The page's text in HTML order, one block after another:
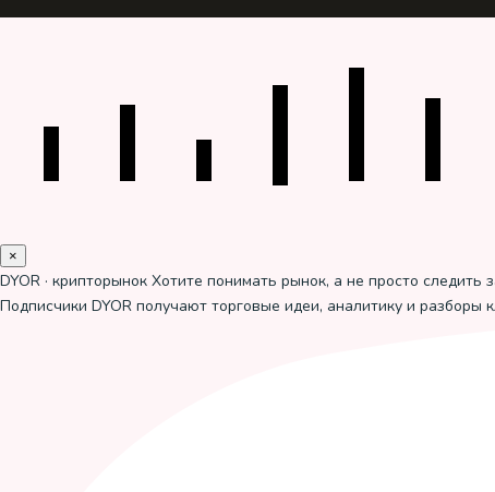
×
DYOR · крипторынок Хотите понимать рынок, а не просто следить
Подписчики DYOR получают торговые идеи, аналитику и разборы